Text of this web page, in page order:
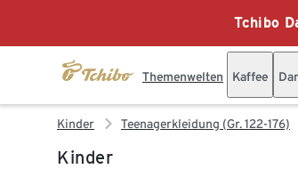
Tchibo
Themenwelten Kaffee
Kinder Teenagerkleidung (Gr. 122-176)
Kinder